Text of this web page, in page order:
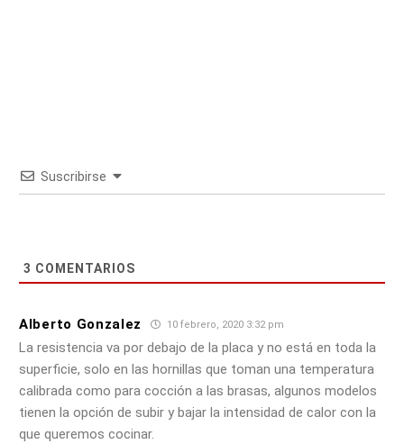
Suscribirse
3 COMENTARIOS
Alberto Gonzalez 10 febrero, 2020 3:32 pm
La resistencia va por debajo de la placa y no está en toda la
superficie, solo en las hornillas que toman una temperatura
calibrada como para cocción a las brasas, algunos modelos
tienen la opción de subir y bajar la intensidad de calor con la
que queremos cocinar.